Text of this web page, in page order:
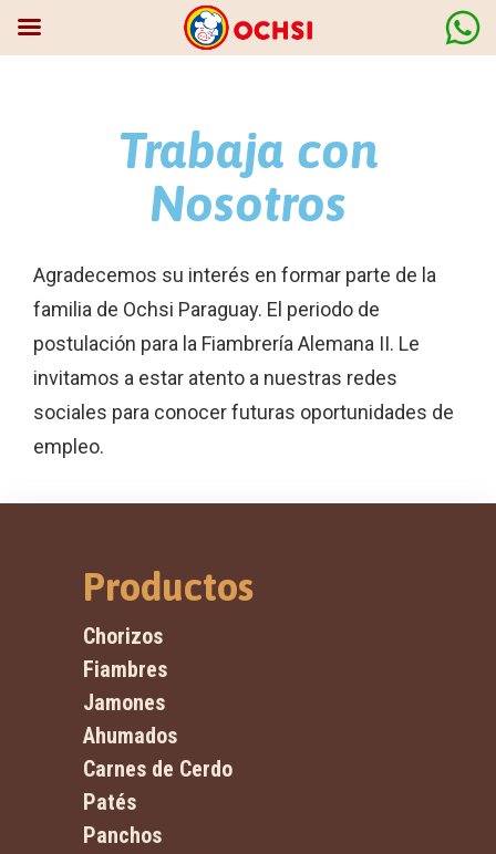
Trabaja con
Nosotros
Agradecemos su interés en formar parte de la
familia de Ochsi Paraguay. El periodo de
postulación para la Fiambrería Alemana II. Le
invitamos a estar atento a nuestras redes
sociales para conocer futuras oportunidades de
empleo.
Productos
Chorizos
Fiambres
Jamones
Ahumados
Carnes de Cerdo
Patés
Panchos